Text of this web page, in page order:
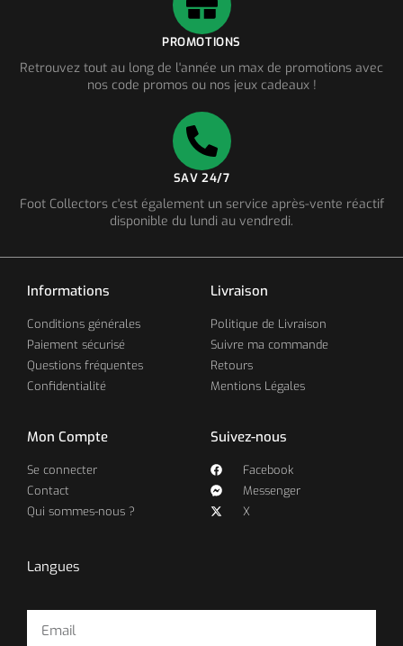
PROMOTIONS
Retrouvez tout au long de l'année un max de promotions avec
nos code promos ou nos jeux cadeaux !
SAV 24/7
Foot Collectors c'est également un service après-vente réactif
disponible du lundi au vendredi.
Informations
Conditions générales
Paiement sécurisé
Questions fréquentes
Confidentialité
Livraison
Politique de Livraison
Suivre ma commande
Retours
Mentions Légales
Mon Compte
Se connecter
Contact
Qui sommes-nous ?
Suivez-nous
Facebook
Messenger
X
Langues